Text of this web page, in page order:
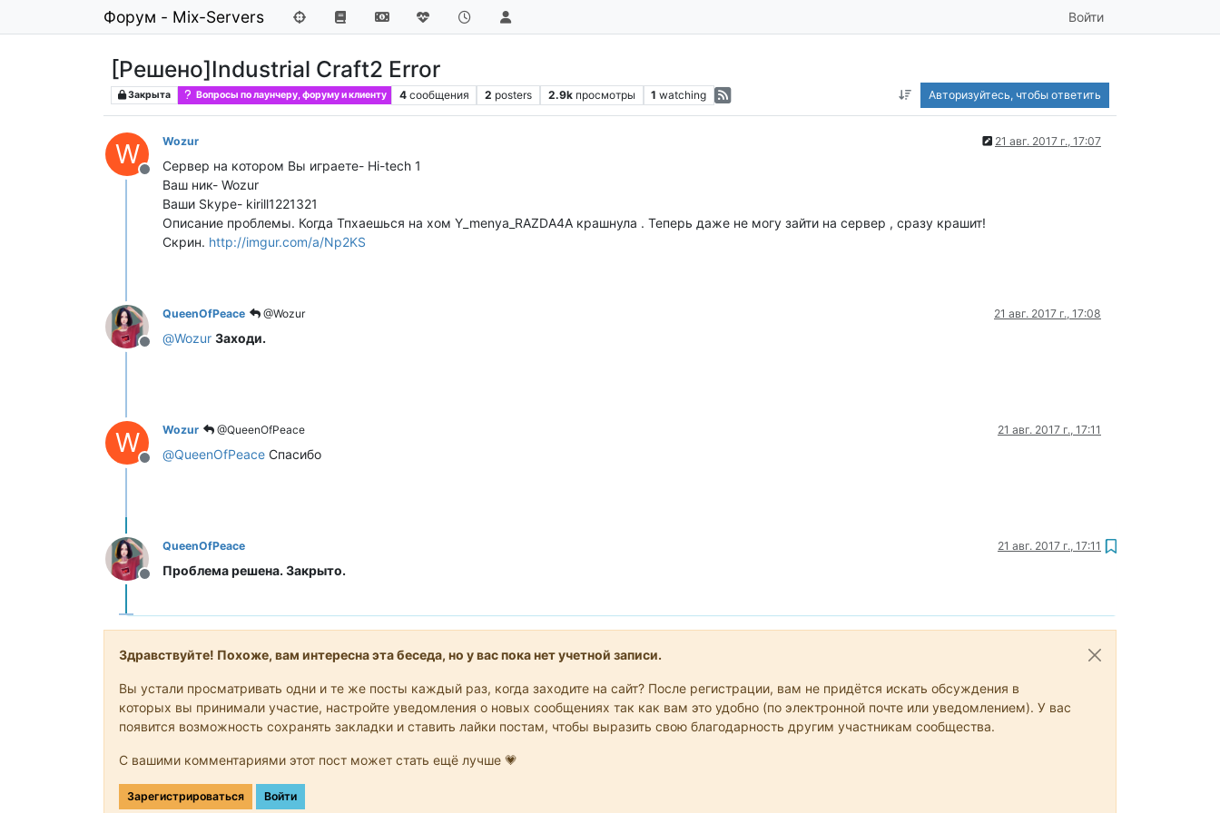
Форум - Mix-Servers Войти
[Решено]Industrial Craft2 Error
Закрыта Вопросы по лаунчеру, форуму и клиенту 4 сообщения 2 posters 2.9k просмотры 1 watching Авторизуйтесь, чтобы ответить
W
Не в сети
Wozur 21 авг. 2017 г., 17:07
Сервер на котором Вы играете- Hi-tech 1
Ваш ник- Wozur
Ваши Skype- kirill1221321
Описание проблемы. Когда Тпхаешься на хом Y_menya_RAZDA4A крашнула . Теперь даже не могу зайти на сервер , сразу крашит!
Скрин. http://imgur.com/a/Np2KS
Не в сети
QueenOfPeace @Wozur 21 авг. 2017 г., 17:08
@Wozur Заходи.
W
Не в сети
Wozur @QueenOfPeace 21 авг. 2017 г., 17:11
@QueenOfPeace Спасибо
Не в сети
QueenOfPeace 21 авг. 2017 г., 17:11
Проблема решена. Закрыто.
Здравствуйте! Похоже, вам интересна эта беседа, но у вас пока нет учетной записи.
Вы устали просматривать одни и те же посты каждый раз, когда заходите на сайт? После регистрации, вам не придётся искать обсуждения в
которых вы принимали участие, настройте уведомления о новых сообщениях так как вам это удобно (по электронной почте или уведомлением). У вас
появится возможность сохранять закладки и ставить лайки постам, чтобы выразить свою благодарность другим участникам сообщества.
С вашими комментариями этот пост может стать ещё лучше 💗
Зарегистрироваться Войти